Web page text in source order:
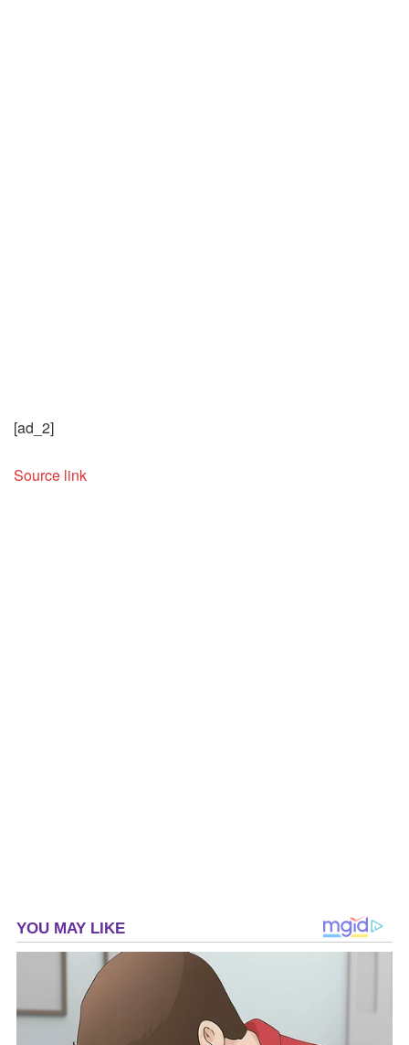
[ad_2]
Source link